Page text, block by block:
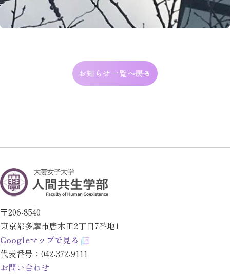
お知らせ一覧へ戻る
〒206-8540
東京都多摩市唐木田2丁目7番地1
Googleマップで見る
代表番号： 042-372-9111
お問い合わせ